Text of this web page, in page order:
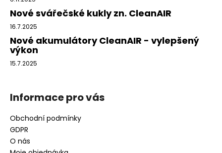
Nové svářečské kukly zn. CleanAIR
16.7.2025
Nové akumulátory CleanAIR - vylepšený
výkon
15.7.2025
Informace pro vás
Obchodní podmínky
GDPR
O nás